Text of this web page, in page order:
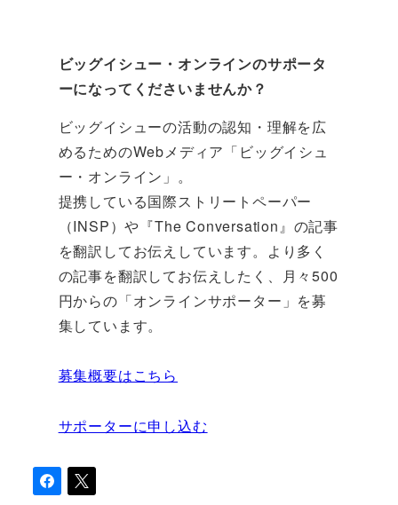
ビッグイシュー・オンラインのサポータ
ーになってくださいませんか？
ビッグイシューの活動の認知・理解を広
めるためのWebメディア「ビッグイシュ
ー・オンライン」。
提携している国際ストリートペーパー
（INSP）や『The Conversation』の記事
を翻訳してお伝えしています。より多く
の記事を翻訳してお伝えしたく、月々500
円からの「オンラインサポーター」を募
集しています。
募集概要はこちら
サポーターに申し込む